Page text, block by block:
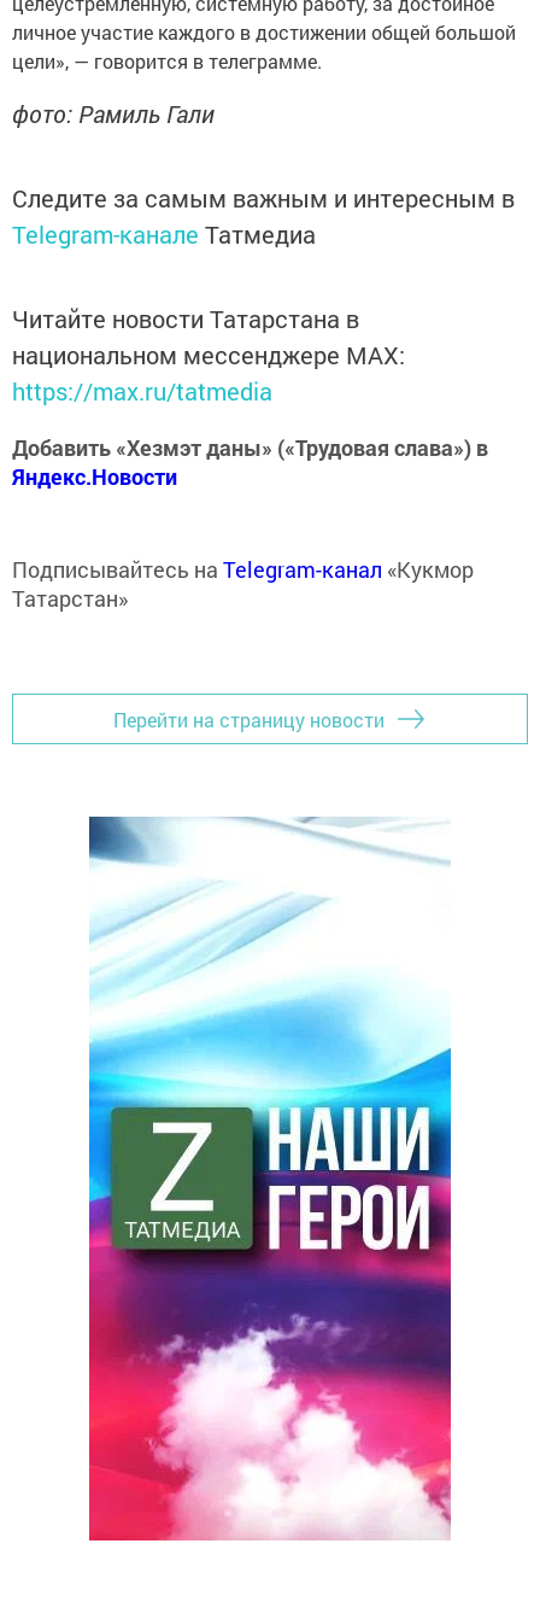
личное участие каждого в достижении общей большой
цели», — говорится в телеграмме.
фото: Рамиль Гали
Следите за самым важным и интересным в
Telegram-канале Татмедиа
Читайте новости Татарстана в
национальном мессенджере MАХ:
https://max.ru/tatmedia
Добавить «Хезмэт даны» («Трудовая слава») в
Яндекс.Новости
Подписывайтесь на Telegram-канал «Кукмор
Татарстан»
Перейти на страницу новости